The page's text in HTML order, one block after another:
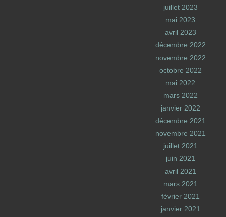
juillet 2023
mai 2023
avril 2023
décembre 2022
novembre 2022
octobre 2022
mai 2022
mars 2022
janvier 2022
décembre 2021
novembre 2021
juillet 2021
juin 2021
avril 2021
mars 2021
février 2021
janvier 2021